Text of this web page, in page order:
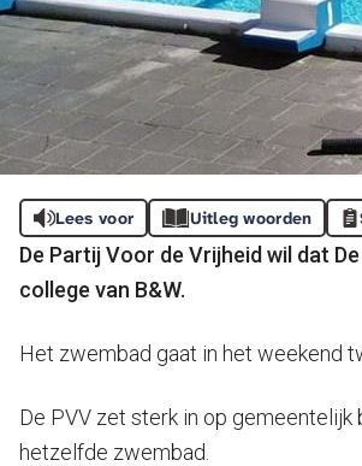
Lees voor Uitleg woorden
De Partij Voor de Vrijheid wil dat
college van B&W.
Het zwembad gaat in het weekend
De PVV zet sterk in op
hetzelfde zwembad.